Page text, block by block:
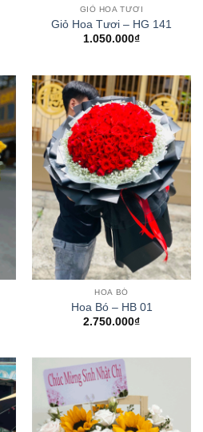
GIỎ HOA TƯƠI
Giỏ Hoa Tươi – HG 141
1.050.000₫
HOA BÓ
Hoa Bó – HB 01
2.750.000₫